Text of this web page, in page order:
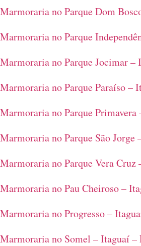
Marmoraria no Parque Dom
Marmoraria no Parque
Marmoraria no Parque Jocimar –
Marmoraria no Parque Paraíso –
Marmoraria no Parque Primavera
Marmoraria no Parque São Jorge
Marmoraria no Parque Vera Cruz
Marmoraria no Pau Cheiroso –
Marmoraria no Progresso –
Marmoraria no Somel – Itaguaí –